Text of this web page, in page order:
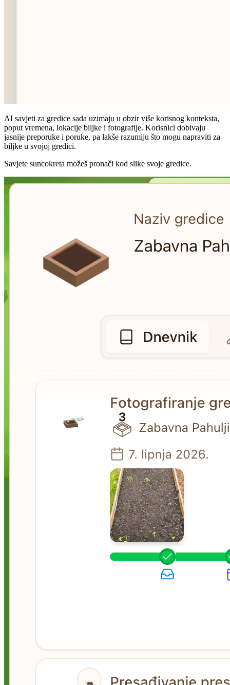
AI savjeti za gredice sada uzimaju u obzir više korisnog konteksta,
poput vremena, lokacije biljke i fotografije. Korisnici dobivaju
jasnije preporuke i poruke, pa lakše razumiju što mogu napraviti za
biljke u svojoj gredici.
Savjete suncokreta možeš pronači kod slike svoje gredice.